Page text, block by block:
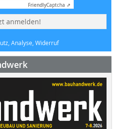
FriendlyCaptcha ⇗
anmelden!
Analyse, Widerruf